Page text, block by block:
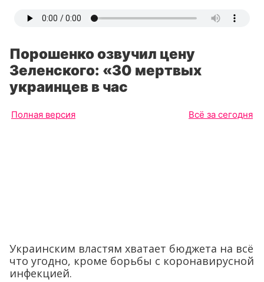
Порошенко озвучил цену
Зеленского: «30 мертвых
украинцев в час
Полная версия Всё за сегодня
Украинским властям хватает бюджета на всё
что угодно, кроме борьбы с коронавирусной
инфекцией.